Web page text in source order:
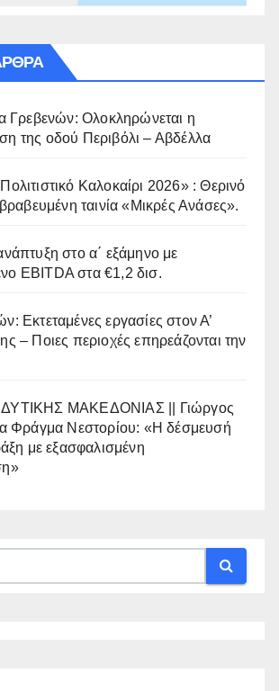
Γρεβενών: Ολοκληρώνεται η
της οδού Περιβόλι – Αβδέλλα
Καλοκαίρι 2026» : Θερινό
ταινία «Μικρές Ανάσες».
στο α΄ εξάμηνο με
EBITDA στα €1,2 δισ.
Εκτεταμένες εργασίες στον Α’
– Ποιες περιοχές επηρεάζονται την
ΜΑΚΕΔΟΝΙΑΣ || Γιώργος
Φράγμα Νεστορίου: «Η δέσμευσή
με εξασφαλισμένη